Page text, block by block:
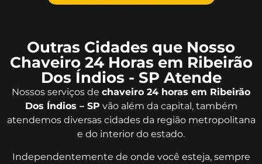
Outras Cidades que Nosso
Chaveiro 24 Horas em Ribeirão
Dos Índios - SP Atende
Nossos serviços de chaveiro 24 horas em Ribeirão
Dos Índios – SP vão além da capital, também
atendemos diversas cidades da região metropolitana
e do interior do estado.
Independentemente de onde você esteja, sempre